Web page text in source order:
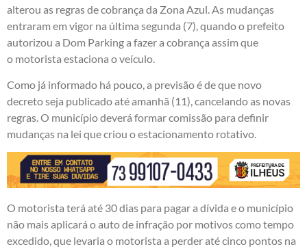
alterou as regras de cobrança da Zona Azul. As mudanças
entraram em vigor na última segunda (7), quando o prefeito
autorizou a Dom Parking a fazer a cobrança assim que
o motorista estaciona o veículo.
Como já informado há pouco, a previsão é de que novo
decreto seja publicado até amanhã (11), cancelando as novas
regras. O município deverá formar comissão para definir
mudanças na lei que criou o estacionamento rotativo.
O motorista terá até 30 dias para pagar a dívida e o município
não mais aplicará o auto de infração por motivos como tempo
excedido, que levaria o motorista a perder até cinco pontos na